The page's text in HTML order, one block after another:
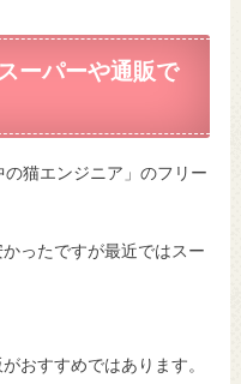
ーパーや通販で
ったですが最近ではスー
おすすめではあります。